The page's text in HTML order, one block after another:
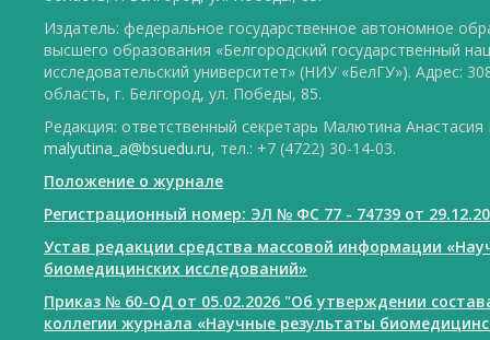
Издатель: федеральное государственное автономное
высшего образования «Белгородский государственный
исследовательский университет» (НИУ «БелГУ»). Адрес:
область, г. Белгород, ул. Победы, 85.
Редакция: ответственный секретарь Малютина
malyutina_a@bsuedu.ru, тел.: +7 (4722) 30-14-03.
Положение о журнале
Регистрационный номер: ЭЛ № ФС 77 - 74739 от
Устав редакции средства массовой информации
биомедицинских исследований»
Приказ № 60-ОД от 05.02.2026 "Об утверждении
коллегии журнала «Научные результаты